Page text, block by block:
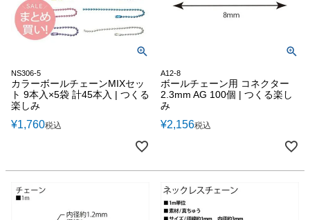
NS306-5
カラーボールチェーンMIXセッ
ト 9本入×5袋 計45本入 | つくる
楽しみ
¥1,760税込
A12-8
ボールチェーン用 コネクター
2.3mm AG 100個 | つくる楽し
み
¥2,156税込